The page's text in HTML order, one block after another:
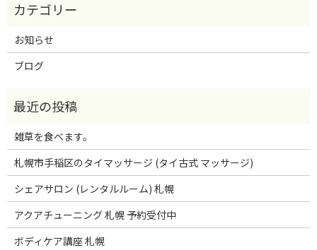
お知らせ
ブログ
雑草を食べます。
札幌市手稲区のタイマッサージ (タイ古式 マッサージ)
シェアサロン (レンタルルーム) 札幌
アクアチューニング 札幌 予約受付中
ボディケア講座 札幌